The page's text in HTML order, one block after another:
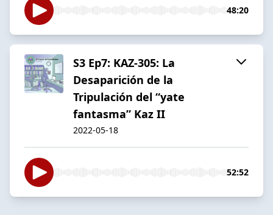
48:20
S3 Ep7: KAZ-305: La
Desaparición de la
Tripulación del “yate
fantasma” Kaz II
2022-05-18
52:52